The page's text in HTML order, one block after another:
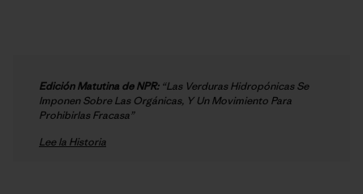
Edición Matutina de NPR:“Las Verduras Hidropónicas Se
Imponen Sobre Las Orgánicas, Y Un Movimiento Para
Prohibirlas Fracasa”
Lee la Historia